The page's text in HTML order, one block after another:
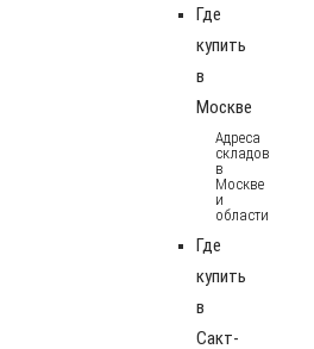
Где
купить
в
Москве
Адреса
складов
в
Москве
и
области
Где
купить
в
Сакт-